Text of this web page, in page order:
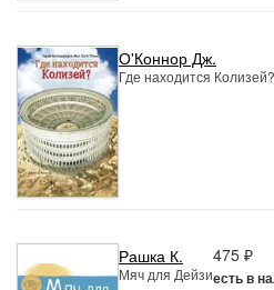
О'Коннор Дж.
Где находится Колизей?
Рашка К.
Мяч для Дейзи
475 ₽
есть в